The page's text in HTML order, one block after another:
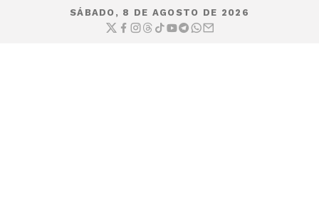
SÁBADO, 8 DE AGOSTO DE 2026